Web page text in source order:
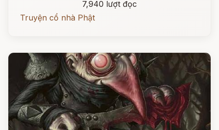
7,940 lượt đọc
Truyện cổ nhà Phật